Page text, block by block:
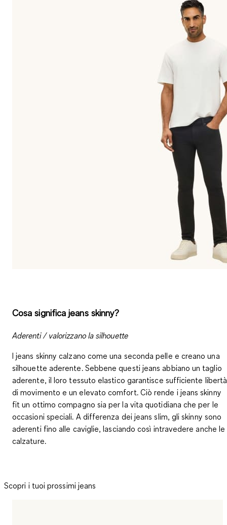
Cosa significa jeans skinny?
Aderenti / valorizzano la silhouette
I jeans skinny calzano come una seconda pelle e creano una
silhouette aderente. Sebbene questi jeans abbiano un taglio
aderente, il loro tessuto elastico garantisce sufficiente libertà
di movimento e un elevato comfort. Ciò rende i jeans skinny
fit un ottimo compagno sia per la vita quotidiana che per le
occasioni speciali. A differenza dei jeans slim, gli skinny sono
aderenti fino alle caviglie, lasciando così intravedere anche le
calzature.
Scopri i tuoi prossimi jeans